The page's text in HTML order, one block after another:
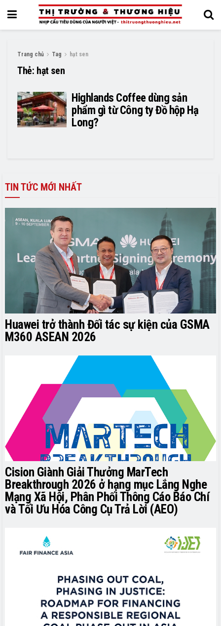
Trang chủ Tag hạt sen
Thẻ: hạt sen
Highlands Coffee dùng sản
phẩm gì từ Công ty Đồ hộp Hạ
Long?
TIN TỨC MỚI NHẤT
Huawei trở thành Đối tác sự kiện của GSMA
M360 ASEAN 2026
Cision Giành Giải Thưởng MarTech
Breakthrough 2026 ở hạng mục Lắng Nghe
Mạng Xã Hội, Phân Phối Thông Cáo Báo Chí
và Tối Ưu Hóa Công Cụ Trả Lời (AEO)